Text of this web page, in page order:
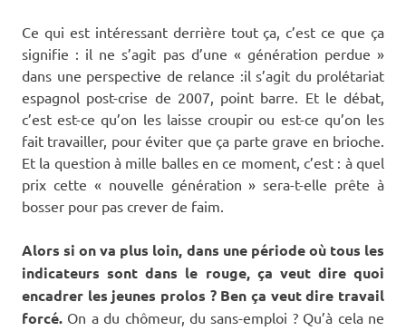
Ce qui est intéressant derrière tout ça, c’est ce que ça
signifie : il ne s’agit pas d’une « génération perdue »
dans une perspective de relance :il s’agit du prolétariat
espagnol post-crise de 2007, point barre. Et le débat,
c’est est-ce qu’on les laisse croupir ou est-ce qu’on les
fait travailler, pour éviter que ça parte grave en brioche.
Et la question à mille balles en ce moment, c’est : à quel
prix cette « nouvelle génération » sera-t-elle prête à
bosser pour pas crever de faim.
Alors si on va plus loin, dans une période où tous les
indicateurs sont dans le rouge, ça veut dire quoi
encadrer les jeunes prolos ? Ben ça veut dire travail
forcé. On a du chômeur, du sans-emploi ? Qu’à cela ne